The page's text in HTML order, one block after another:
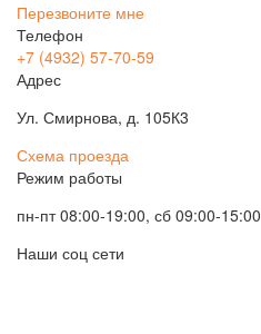
Перезвоните мне
Телефон
+7 (4932) 57-70-59
Адрес
Ул. Смирнова, д. 105К3
Схема проезда
Режим работы
пн-пт 08:00-19:00, сб 09:00-15:00
Наши соц сети